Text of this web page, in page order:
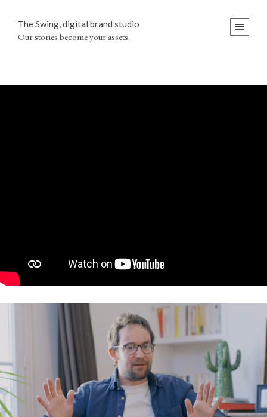
The Swing, digital brand studio
Our stories become your assets.